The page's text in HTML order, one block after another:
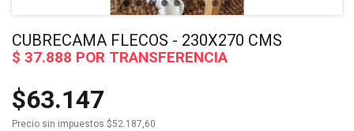
CUBRECAMA FLECOS - 230X270 CMS
$63.147
Precio sin impuestos $52.187,60